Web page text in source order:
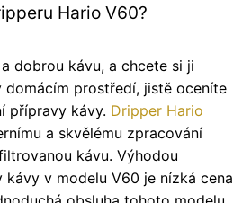
Hario V60?
dobrou kávu, a chcete si ji
domácím prostředí, jistě oceníte
přípravy kávy. Dripper Hario
a skvělému zpracování
kávu. Výhodou
v modelu V60 je nízká cena